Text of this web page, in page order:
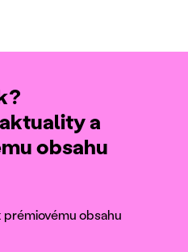
a
obsahu
obsahu